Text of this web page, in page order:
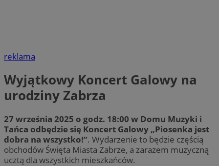
reklama
Wyjątkowy Koncert Galowy na
urodziny Zabrza
27 września 2025 o godz. 18:00 w Domu Muzyki i
Tańca odbędzie się Koncert Galowy „Piosenka jest
dobra na wszystko!”. Wydarzenie to będzie częścią
obchodów Święta Miasta Zabrze, a zarazem muzyczną
ucztą dla wszystkich mieszkańców.